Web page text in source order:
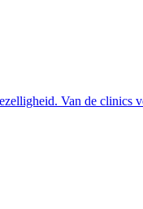
Van de clinics